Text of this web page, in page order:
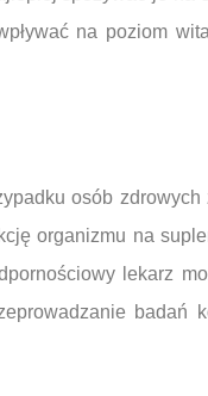
na poziom
osób zdrowych
organizmu na
lekarz
badań